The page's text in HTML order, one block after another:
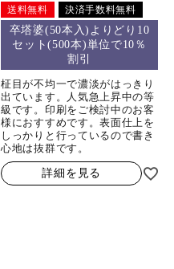
送料無料 決済手数料無料
卒塔婆(50本入)よりどり10
セット(500本)単位で10％
割引
柾目が不均一で濃淡がはっきり
出ています。人気急上昇中の等
級です。印刷をご検討中のお客
様におすすめです。表面仕上を
しっかりと行っているので書き
心地は抜群です。
詳細を見る